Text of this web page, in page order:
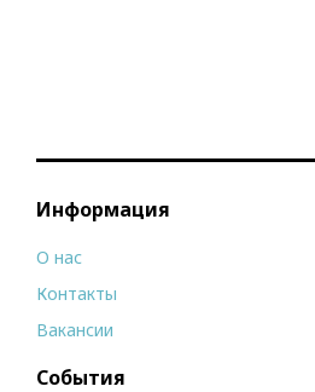
Информация
О нас
Контакты
Вакансии
События